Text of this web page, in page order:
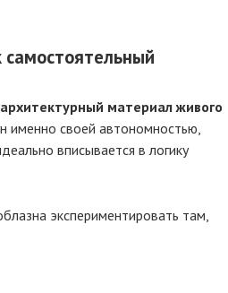
архитектурный материал живого
именно своей автономностью,
вписывается в логику
экспериментировать там,